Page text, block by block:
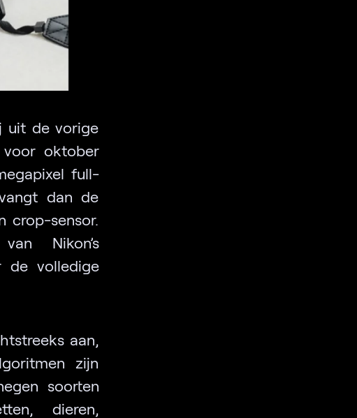
uit de vorige
oktober
full-
dan de
crop-sensor.
Nikon’s
de volledige
aan,
zijn
soorten
dieren,